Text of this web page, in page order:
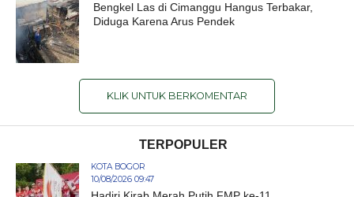
Bengkel Las di Cimanggu Hangus Terbakar,
Diduga Karena Arus Pendek
KLIK UNTUK BERKOMENTAR
TERPOPULER
KOTA BOGOR
10/08/2026 09:47